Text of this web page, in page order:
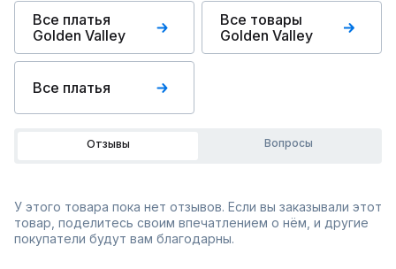
Все платья
Golden Valley
Все товары
Golden Valley
Все платья
Отзывы Вопросы
У этого товара пока нет отзывов. Если вы заказывали этот
товар, поделитесь своим впечатлением о нём, и другие
покупатели будут вам благодарны.